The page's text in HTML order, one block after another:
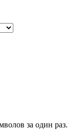
за один раз.